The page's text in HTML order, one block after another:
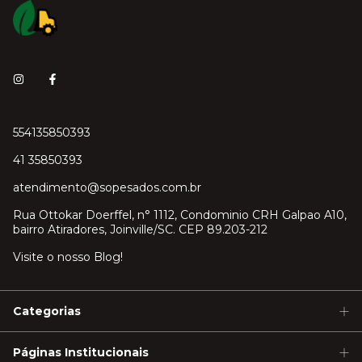
554135850393
41 35850393
atendimento@sopesados.com.br
Rua Ottokar Doerffel, n° 1112, Condominio CRH Galpao A10,
bairro Atiradores, Joinville/SC. CEP 89.203-212
Visite o nosso Blog!
Categorias
Páginas Institucionais